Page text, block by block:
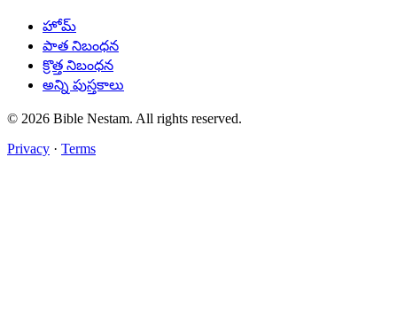
హోమ్
పాత నిబంధన
క్రొత్త నిబంధన
అన్ని పుస్తకాలు
© 2026 Bible Nestam. All rights reserved.
Privacy · Terms